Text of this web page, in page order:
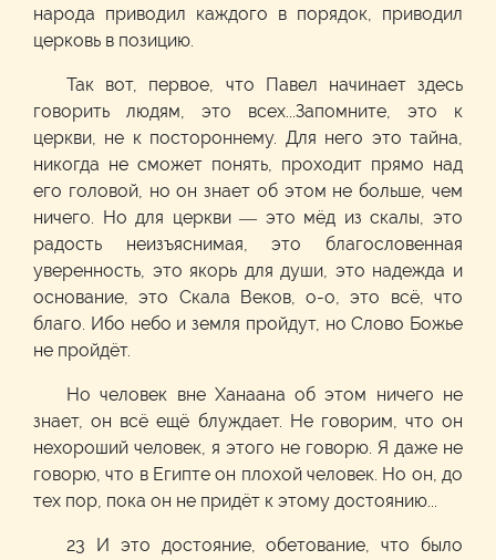
народа приводил каждого в порядок, приводил
церковь в позицию.
Так вот, первое, что Павел начинает здесь
говорить людям, это всех...Запомните, это к
церкви, не к постороннему. Для него это тайна,
никогда не сможет понять, проходит прямо над
его головой, но он знает об этом не больше, чем
ничего. Но для церкви — это мёд из скалы, это
радость неизъяснимая, это благословенная
уверенность, это якорь для души, это надежда и
основание, это Скала Веков, о-о, это всё, что
благо. Ибо небо и земля пройдут, но Слово Божье
не пройдёт.
Но человек вне Ханаана об этом ничего не
знает, он всё ещё блуждает. Не говорим, что он
нехороший человек, я этого не говорю. Я даже не
говорю, что в Египте он плохой человек. Но он, до
тех пор, пока он не придёт к этому достоянию...
23 И это достояние, обетование, что было